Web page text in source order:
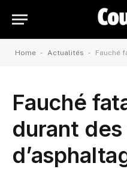
Home - Actualités - Fauché
Fauché
durant